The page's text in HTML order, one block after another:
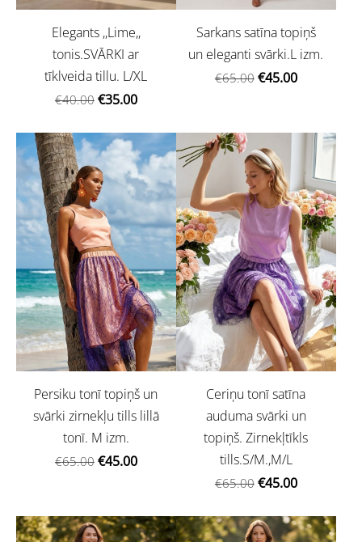
Elegants ,,Lime,,
tonis.SVĀRKI ar
tīklveida tillu. L/XL
€40.00 €35.00
Sarkans satīna topiņš
un eleganti svārki.L izm.
€65.00 €45.00
Persiku tonī topiņš un
svārki zirnekļu tills lillā
tonī. M izm.
€65.00 €45.00
Ceriņu tonī satīna
auduma svārki un
topiņš. Zirnekļtīkls
tills.S/M.,M/L
€65.00 €45.00